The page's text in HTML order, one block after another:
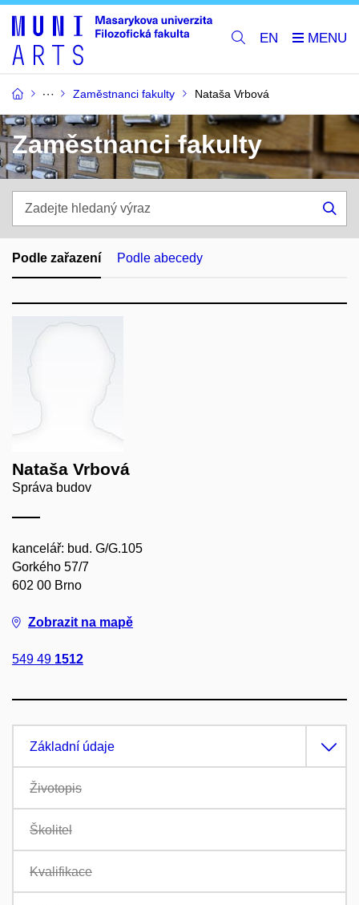
EN
Zaměstnanci fakulty Nataša Vrbová
Zaměstnanci fakulty
hledaný
výraz
Podle zařazení Podle abecedy
Nataša Vrbová
Správa budov
kancelář: bud. G/G.105
Gorkého 57/7
602 00 Brno
Zobrazit na mapě
549 49 1512
Základní údaje
Životopis
Školitel
Kvalifikace